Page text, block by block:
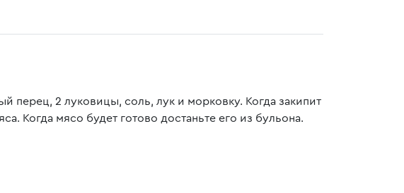
перец, 2 луковицы, соль, лук и морковку. Когда закипит
Когда мясо будет готово достаньте его из бульона.